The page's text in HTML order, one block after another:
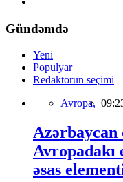
Gündəmdə
Yeni
Populyar
Redaktorun seçimi
Avropa,
Azərbaycan
Avropadakı
əsas